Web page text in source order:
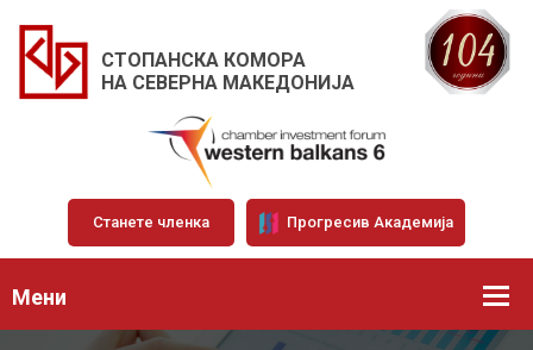
СТОПАНСКА КОМОРА
НА СЕВЕРНА МАКЕДОНИЈА
Станете членка Прогресив Академија
Мени